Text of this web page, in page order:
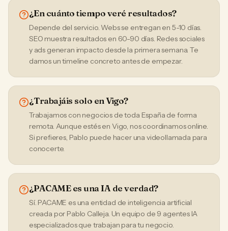
¿En cuánto tiempo veré resultados?
Depende del servicio. Webs se entregan en 5-10 días.
SEO muestra resultados en 60-90 días. Redes sociales
y ads generan impacto desde la primera semana. Te
damos un timeline concreto antes de empezar.
¿Trabajáis solo en Vigo?
Trabajamos con negocios de toda España de forma
remota. Aunque estés en Vigo, nos coordinamos online.
Si prefieres, Pablo puede hacer una videollamada para
conocerte.
¿PACAME es una IA de verdad?
Sí. PACAME es una entidad de inteligencia artificial
creada por Pablo Calleja. Un equipo de 9 agentes IA
especializados que trabajan para tu negocio.